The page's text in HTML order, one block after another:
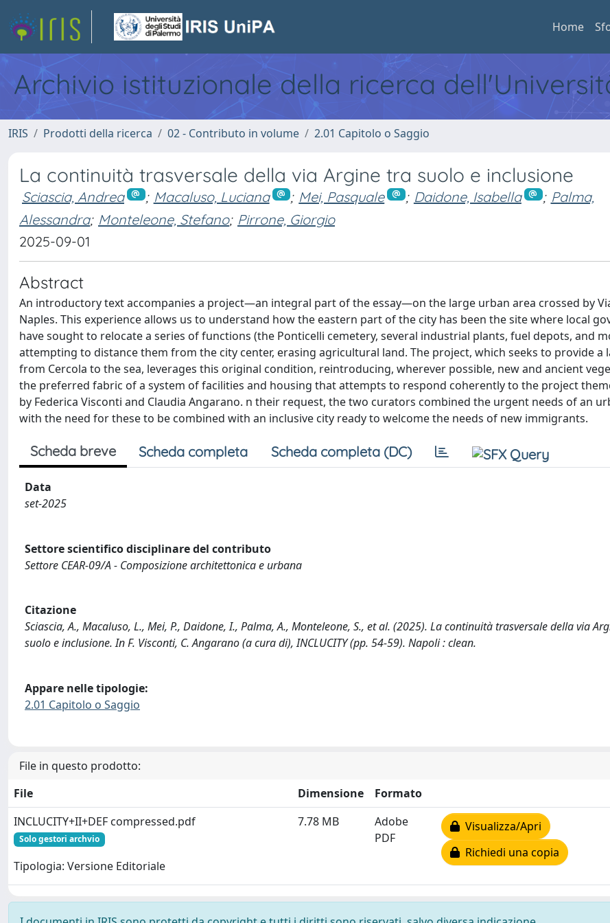
Home
Archivio istituzionale della ricerca
IRIS Prodotti della ricerca 02 - Contributo in volume 2.01 Capitolo o Saggio
La continuità trasversale della via Argine tra suolo e inclusione
Sciascia, Andrea ; Macaluso, Luciana ; Mei, Pasquale ; Daidone, Isabella ; Palma,
Alessandra; Monteleone, Stefano; Pirrone, Giorgio
2025-09-01
Abstract
An introductory text accompanies a project—an integral part of the essay—on the large urban area crossed by
Naples. This experience allows us to understand how the eastern part of the city has been the site where local
have sought to relocate a series of functions (the Ponticelli cemetery, several industrial plants, fuel depots, and
attempting to distance them from the city center, erasing agricultural land. The project, which seeks to provide a
from Cercola to the sea, leverages this original condition, reintroducing, wherever possible, new and ancient
the preferred fabric of a system of facilities and housing that attempts to respond coherently to the project
by Federica Visconti and Claudia Angarano. n their request, the two curators combined the urgent needs of an
with the need for these to be combined with an inclusive city ready to welcome the needs of new immigrants.
Scheda breve Scheda completa Scheda completa (DC)
Data
set-2025
Settore scientifico disciplinare del contributo
Settore CEAR-09/A - Composizione architettonica e urbana
Citazione
Sciascia, A., Macaluso, L., Mei, P., Daidone, I., Palma, A., Monteleone, S., et al. (2025). La continuità trasversale della via
suolo e inclusione. In F. Visconti, C. Angarano (a cura di), INCLUCITY (pp. 54-59). Napoli : clean.
Appare nelle tipologie:
2.01 Capitolo o Saggio
File in questo prodotto:
File
Dimensione
Formato
INCLUCITY+II+DEF compressed.pdf
Solo gestori archvio
Tipologia: Versione Editoriale
7.78 MB
Adobe
PDF
Visualizza/Apri
Richiedi una copia